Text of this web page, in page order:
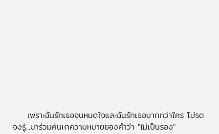
เพราะฉันรักเธอจนหมดใจและฉันรักเธอมากกว่าใคร โปรด
จงรู้...มาร่วมค้นหาความหมายของคำว่า "ไม่เป็นรอง"